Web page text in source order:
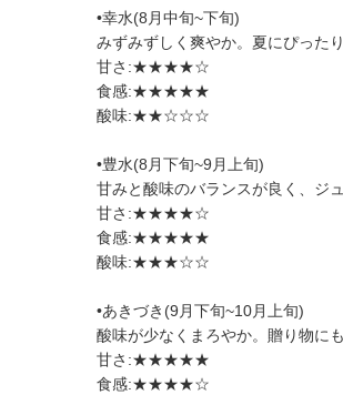
•幸水(8月中旬~下旬)
みずみずしく爽やか。夏にぴったり
甘さ:★★★★☆
食感:★★★★★
酸味:★★☆☆☆
•豊水(8月下旬~9月上旬)
甘みと酸味のバランスが良く、ジュ
甘さ:★★★★☆
食感:★★★★★
酸味:★★★☆☆
•あきづき(9月下旬~10月上旬)
酸味が少なくまろやか。贈り物にも
甘さ:★★★★★
食感:★★★★☆